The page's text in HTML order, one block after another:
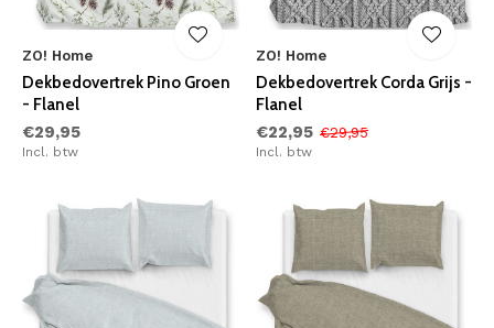
ZO! Home
Dekbedovertrek Pino Groen
- Flanel
€29,95
Incl. btw
ZO! Home
Dekbedovertrek Corda Grijs -
Flanel
€22,95 €29,95
Incl. btw